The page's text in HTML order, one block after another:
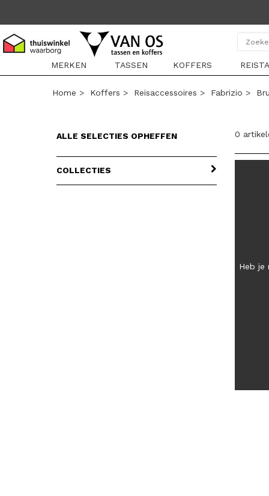
MERKEN
TASSEN KOFFERS
Home > Koffers > Reisaccessoires > Fabrizio >
ALLE SELECTIES OPHEFFEN
COLLECTIES
0
Heb je